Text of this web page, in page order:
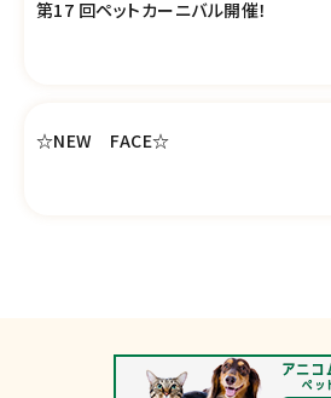
第17 回ペットカーニバル開催！
☆NEW FACE☆